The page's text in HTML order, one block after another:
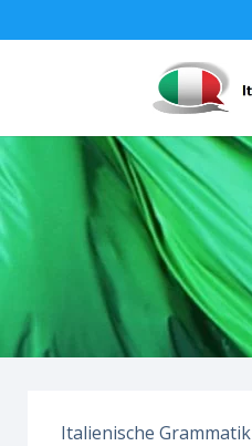
Italienische Grammatik